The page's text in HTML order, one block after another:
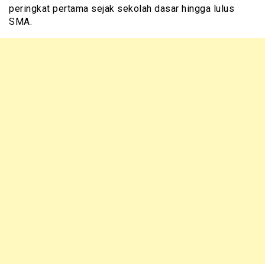
peringkat pertama sejak sekolah dasar hingga lulus
SMA.